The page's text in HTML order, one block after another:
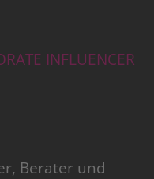
INFLUENCER
Berater und